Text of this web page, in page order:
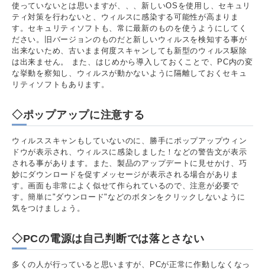
使っていないとは思いますが、、、新しいOSを使用し、セキュリ
ティ対策を行わないと、ウィルスに感染する可能性が高まりま
す。セキュリティソフトも、常に最新のものを使うようにしてく
ださい。旧バージョンのものだと新しいウィルスを検知する事が
出来ないため、古いまま何度スキャンしても新型のウィルス駆除
は出来ません。 また、はじめから導入しておくことで、PC内の変
な挙動を察知し、ウィルスが動かないように隔離しておくセキュ
リティソフトもあります。
◇ポップアップに注意する
ウィルススキャンもしていないのに、勝手にポップアップウィン
ドウが表示され、ウィルスに感染しました！などの警告文が表示
される事があります。また、製品のアップデートに見せかけ、巧
妙にダウンロードを促すメッセージが表示される場合がありま
す。画面も非常によく似せて作られているので、注意が必要で
す。簡単に"ダウンロード"などのボタンをクリックしないように
気をつけましょう。
◇PCの電源は自己判断では落とさない
多くの人が行っていると思いますが、PCが正常に作動しなくなっ